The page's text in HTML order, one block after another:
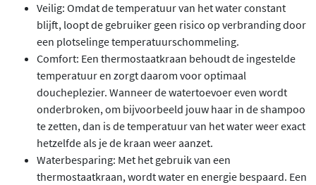
Veilig: Omdat de temperatuur van het water constant
blijft, loopt de gebruiker geen risico op verbranding door
een plotselinge temperatuurschommeling.
Comfort: Een thermostaatkraan behoudt de ingestelde
temperatuur en zorgt daarom voor optimaal
doucheplezier. Wanneer de watertoevoer even wordt
onderbroken, om bijvoorbeeld jouw haar in de shampoo
te zetten, dan is de temperatuur van het water weer exact
hetzelfde als je de kraan weer aanzet.
Waterbesparing: Met het gebruik van een
thermostaatkraan, wordt water en energie bespaard. Een